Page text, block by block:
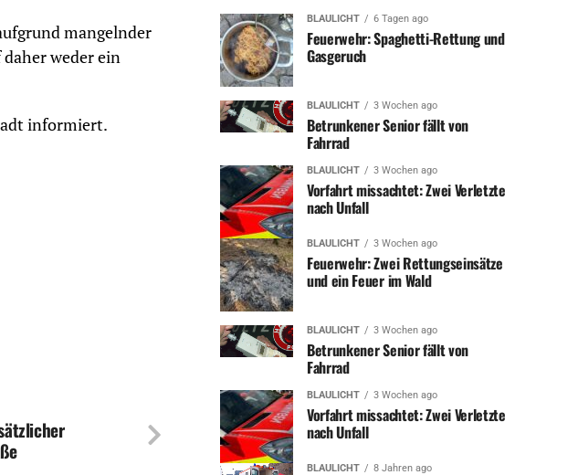
mangelnder
weder ein
informiert.
BLAULICHT 6 Tagen ago
Feuerwehr: Spaghetti-Rettung und
Gasgeruch
BLAULICHT 3 Wochen ago
Betrunkener Senior fällt von
Fahrrad
BLAULICHT 3 Wochen ago
Vorfahrt missachtet: Zwei Verletzte
nach Unfall
BLAULICHT 3 Wochen ago
Feuerwehr: Zwei Rettungseinsätze
und ein Feuer im Wald
BLAULICHT 3 Wochen ago
Betrunkener Senior fällt von
Fahrrad
BLAULICHT 3 Wochen ago
Vorfahrt missachtet: Zwei Verletzte
nach Unfall
BLAULICHT 8 Jahren ago